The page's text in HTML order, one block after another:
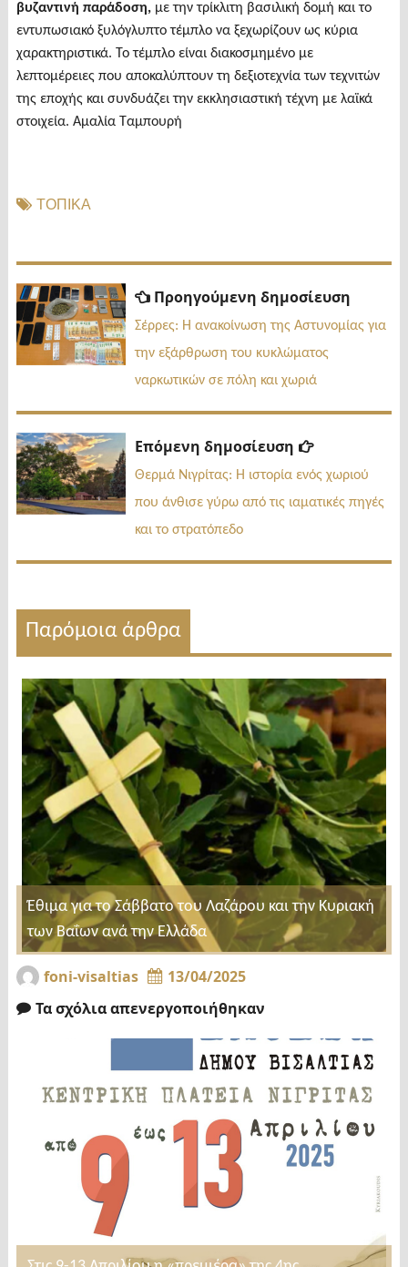
βυζαντινή παράδοση,με την τρίκλιτη βασιλική δομή και το
εντυπωσιακό ξυλόγλυπτο τέμπλο να ξεχωρίζουν ως κύρια
χαρακτηριστικά. Το τέμπλο είναι διακοσμημένο με
λεπτομέρειες που αποκαλύπτουν τη δεξιοτεχνία των τεχνιτών
της εποχής και συνδυάζει την εκκλησιαστική τέχνη με λαϊκά
στοιχεία. Αμαλία Ταμπουρή
ΤΟΠΙΚΑ
Πλοήγηση
άρθρων
Προηγούμενη δημοσίευση
Σέρρες: Η ανακοίνωση της Αστυνομίας για
την εξάρθρωση του κυκλώματος
ναρκωτικών σε πόλη και χωριά
Επόμενη δημοσίευση
Επόμενη
Θερμά Νιγρίτας: Η ιστορία ενός χωριού
που άνθισε γύρω από τις ιαματικές πηγές
και το στρατόπεδο
Παρόμοια άρθρα
Έθιμα για το Σάββατο του Λαζάρου και την Κυριακή
των Βαΐων ανά την Ελλάδα
foni-visaltias
13/04/2025
Τα σχόλια απενεργοποιήθηκαν